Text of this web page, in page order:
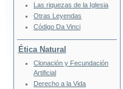
Las riquezas de la Iglesia
Otras Leyendas
Código Da Vinci
Ética Natural
Clonación y Fecundación
Artificial
Derecho a la Vida